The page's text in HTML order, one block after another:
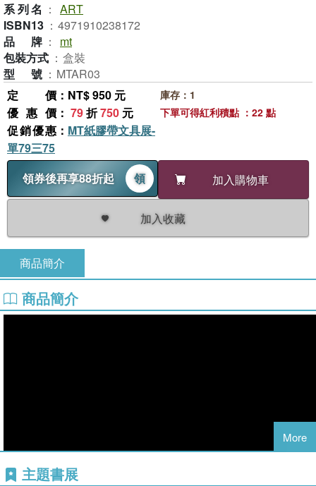
系列名 ： ART
ISBN13 ： 4971910238172
品牌 ：
mt
包裝方式 ： 盒裝
型號 ： MTAR03
定價 ：NT$ 950 元
優惠價 ： 79折750 元
促銷優惠 ： MT紙膠帶文具展-
單79三75
領券後再享88折起
領 加入購物車
加入收藏
庫存：1
下單可得紅利積點 ：22 點
商品簡介
商品簡介
More
主題書展